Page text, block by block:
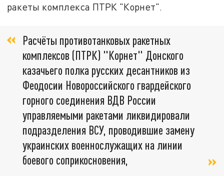
ракеты комплекса ПТРК "Корнет".
Расчёты противотанковых ракетных
комплексов (ПТРК) "Корнет" Донского
казачьего полка русских десантников из
Феодосии Новороссийского гвардейского
горного соединения ВДВ России
управляемыми ракетами ликвидировали
подразделения ВСУ, проводившие замену
украинских военнослужащих на линии
боевого соприкосновения,